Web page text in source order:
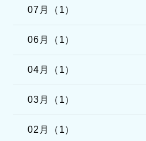
07月（1）
06月（1）
04月（1）
03月（1）
02月（1）